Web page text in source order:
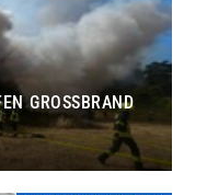
GROSSBRAND B